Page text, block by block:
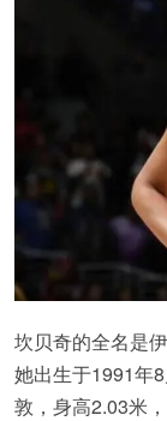
坎贝奇的全名是
她出生于1991年
敦，身高2.03米